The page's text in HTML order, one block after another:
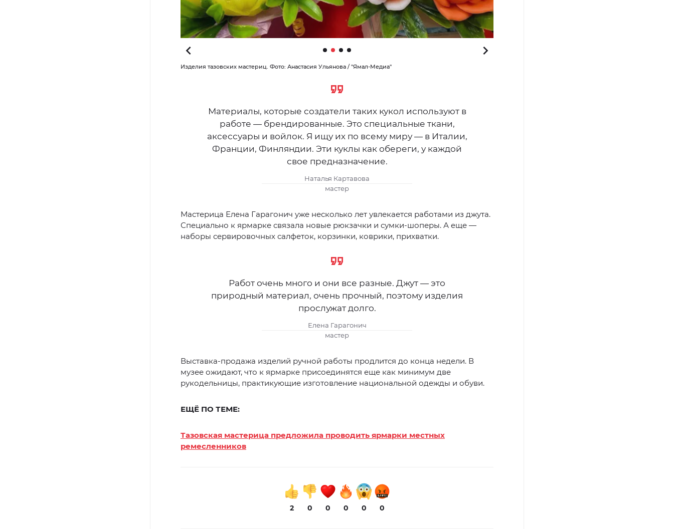
Изделия тазовских мастериц. Фото: Анастасия Ульянова / "Ямал-Медиа"
Материалы, которые создатели таких кукол используют в
работе — брендированные. Это специальные ткани,
аксессуары и войлок. Я ищу их по всему миру — в Италии,
Франции, Финляндии. Эти куклы как обереги, у каждой
свое предназначение.
Наталья Картавова
мастер
Мастерица Елена Гарагонич уже несколько лет увлекается работами из джута.
Специально к ярмарке связала новые рюкзачки и сумки-шоперы. А еще —
наборы сервировочных салфеток, корзинки, коврики, прихватки.
Работ очень много и они все разные. Джут — это
природный материал, очень прочный, поэтому изделия
прослужат долго.
Елена Гарагонич
мастер
Выставка-продажа изделий ручной работы продлится до конца недели. В
музее ожидают, что к ярмарке присоединятся еще как минимум две
рукодельницы, практикующие изготовление национальной одежды и обуви.
ЕЩЁ ПО ТЕМЕ:
Тазовская мастерица предложила проводить ярмарки местных
ремесленников
2 0 0 0 0 0